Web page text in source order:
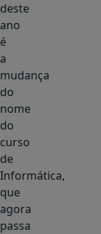
deste
ano
é
a
mudança
do
nome
do
curso
de
Informática,
que
agora
passa